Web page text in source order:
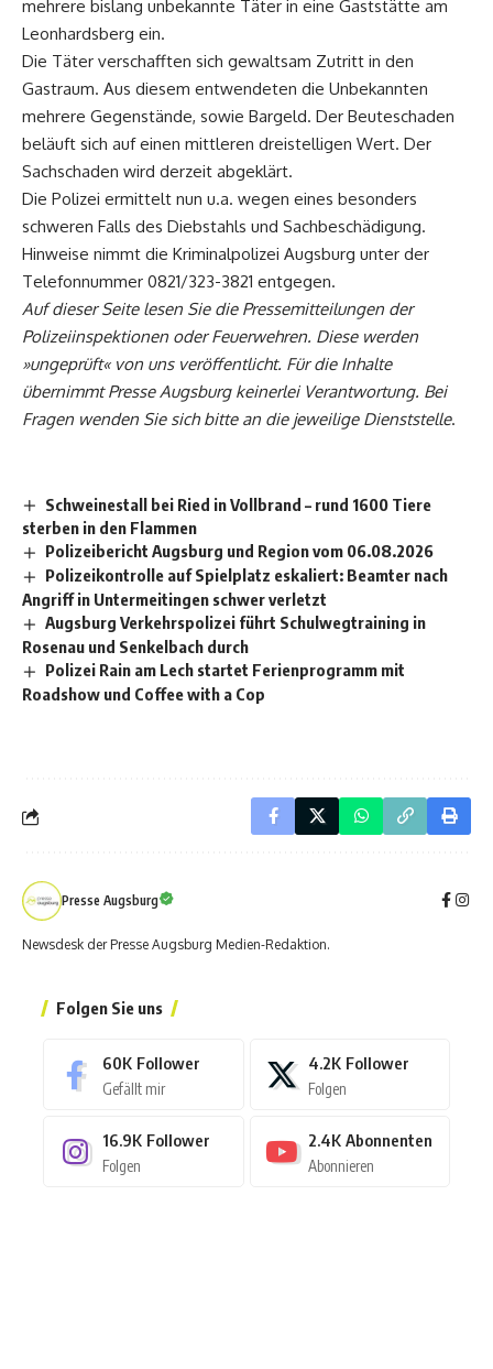
mehrere bislang unbekannte Täter in eine Gaststätte am
Leonhardsberg ein.
Die Täter verschafften sich gewaltsam Zutritt in den
Gastraum. Aus diesem entwendeten die Unbekannten
mehrere Gegenstände, sowie Bargeld. Der Beuteschaden
beläuft sich auf einen mittleren dreistelligen Wert. Der
Sachschaden wird derzeit abgeklärt.
Die Polizei ermittelt nun u.a. wegen eines besonders
schweren Falls des Diebstahls und Sachbeschädigung.
Hinweise nimmt die Kriminalpolizei Augsburg unter der
Telefonnummer 0821/323-3821 entgegen.
Auf dieser Seite lesen Sie die Pressemitteilungen der
Polizeiinspektionen oder Feuerwehren. Diese werden
»ungeprüft« von uns veröffentlicht. Für die Inhalte
übernimmt Presse Augsburgkeinerlei Verantwortung. Bei
Fragen wenden Sie sich bitte an die jeweilige Dienststelle.
Schweinestall bei Ried in Vollbrand – rund 1600 Tiere
sterben in den Flammen
Polizeibericht Augsburg und Region vom 06.08.2026
Polizeikontrolle auf Spielplatz eskaliert: Beamter nach
Angriff in Untermeitingen schwer verletzt
Augsburg Verkehrspolizei führt Schulwegtraining in
Rosenau und Senkelbach durch
Polizei Rain am Lech startet Ferienprogramm mit
Roadshow und Coffee with a Cop
Presse Augsburg
Newsdesk der Presse Augsburg Medien-Redaktion.
Folgen Sie uns
60K Follower
Gefällt mir
4.2K Follower
Folgen
16.9K Follower
Folgen
2.4K Abonnenten
Abonnieren